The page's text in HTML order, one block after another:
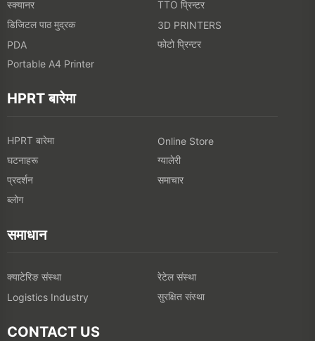
स्क्यानर
TTO प्रिन्टर
डिजिटल पाठ मुद्रक
3D PRINTERS
PDA
फोटो प्रिन्टर
Portable A4 Printer
HPRT बारेमा
HPRT बारेमा
Online Store
घटनाहरू
ग्यालेरी
प्रदर्शन
समाचार
ब्लोग
समाधान
क्याटेरिङ संस्था
रेटेल संस्था
Logistics Industry
सुरक्षित संस्था
CONTACT US